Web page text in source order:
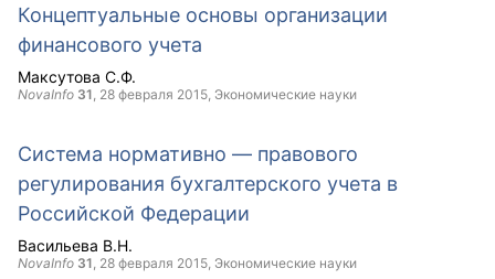
Концептуальные основы организации
финансового учета
Максутова С.Ф.
NovaInfo 31, 28 февраля 2015, Экономические науки
Система нормативно — правового
регулирования бухгалтерского учета в
Российской Федерации
Васильева В.Н.
NovaInfo 31, 28 февраля 2015, Экономические науки